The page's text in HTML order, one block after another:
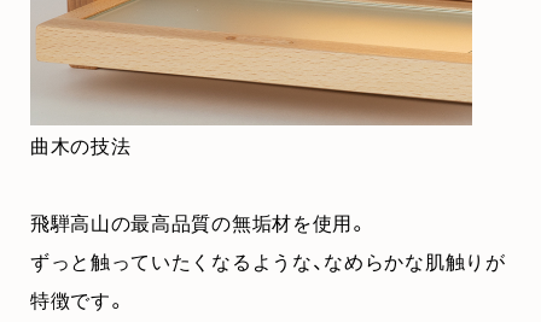
曲木の技法
飛騨高山の最高品質の無垢材を使用。
ずっと触っていたくなるような、なめらかな肌触りが
特徴です。